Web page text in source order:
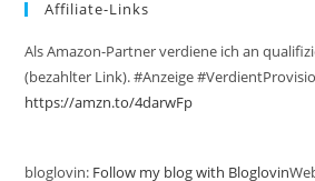
Affiliate-Links
Als Amazon-Partner verdiene ich an
(bezahlter Link). #Anzeige
https://amzn.to/4darwFp
bloglovin: Follow my blog with Bloglovin